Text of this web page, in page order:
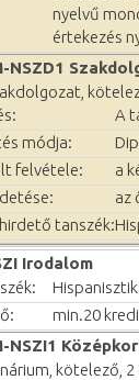
nyelvű
értekezés
NSZD1
A
módja:
felvétele:
a
az
tanszék:
Irodalom
min.20
NSZI1
kötelező,